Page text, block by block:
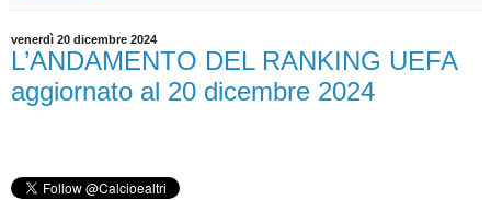
venerdì 20 dicembre 2024
L’ANDAMENTO DEL RANKING UEFA
aggiornato al 20 dicembre 2024